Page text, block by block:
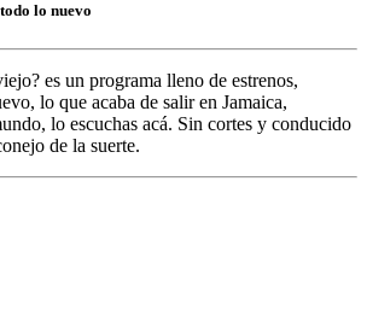
lo nuevo
es un programa lleno de estrenos,
lo que acaba de salir en Jamaica,
lo escuchas acá. Sin cortes y conducido
de la suerte.